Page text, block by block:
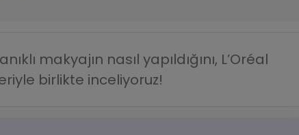
makyajın nasıl yapıldığını, L’Oréal
birlikte inceliyoruz!